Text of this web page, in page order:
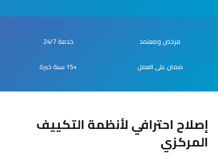
مرخص ومعتمد خدمة 24/7
ضمان على العمل +15 سنة خبرة
إصلاح احترافي لأنظمة التكييف
المركزي